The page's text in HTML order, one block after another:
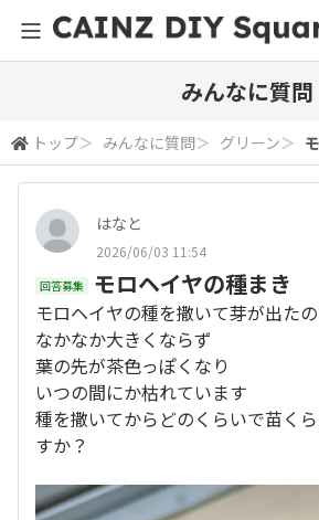
みんなに質問
トップ＞ みんなに質問＞ グリーン＞
はなと
2026/06/03 11:54
回答募集 モロヘイヤの種まき
モロヘイヤの種を撒いて芽が出た
なかなか大きくならず
葉の先が茶色っぽくなり
いつの間にか枯れています
種を撒いてからどのくらいで苗く
すか？